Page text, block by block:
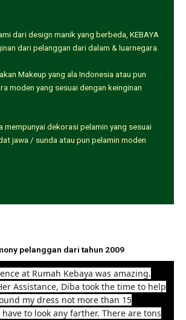
dari design manik yang berbeda, KEBAYA
dari pelanggan dari dalam & luarnegara.
Makeup yang ala Indonesia atau pun
moden yang sesuai dengan keinginan
mempunyai dekorasi pelamin yang sesuai
jawa / sunda atau pun pelamin moden
pelanggan dari tahun 2009
at Rumah Kebaya was amazing.
Assistance, Diba took the time to help
my dress not more than 15
to look any farther. There are tons